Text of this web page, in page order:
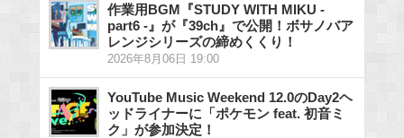
作業用BGM『STUDY WITH MIKU -
part6 -』が『39ch』で公開！ボサノバア
レンジシリーズの締めくくり！
2026年8月06日 19:00
YouTube Music Weekend 12.0のDay2ヘ
ッドライナーに「ポケモン feat. 初音ミ
ク」が参加決定！